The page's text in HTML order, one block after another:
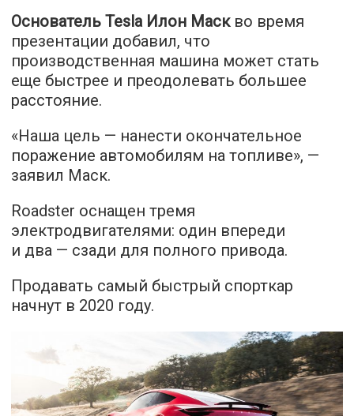
Основатель Tesla Илон Маскво время
презентации добавил, что
производственная машина может стать
еще быстрее и преодолевать большее
расстояние.
«Наша цель — нанести окончательное
поражение автомобилям на топливе», —
заявил Маск.
Roadster оснащен тремя
электродвигателями: один впереди
и два — сзади для полного привода.
Продавать самый быстрый спорткар
начнут в 2020 году.